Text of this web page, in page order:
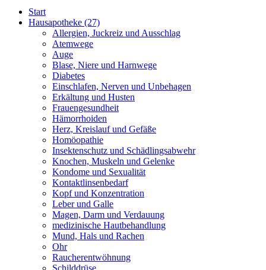
Start
Hausapotheke (27)
Allergien, Juckreiz und Ausschlag
Atemwege
Auge
Blase, Niere und Harnwege
Diabetes
Einschlafen, Nerven und Unbehagen
Erkältung und Husten
Frauengesundheit
Hämorrhoiden
Herz, Kreislauf und Gefäße
Homöopathie
Insektenschutz und Schädlingsabwehr
Knochen, Muskeln und Gelenke
Kondome und Sexualität
Kontaktlinsenbedarf
Kopf und Konzentration
Leber und Galle
Magen, Darm und Verdauung
medizinische Hautbehandlung
Mund, Hals und Rachen
Ohr
Raucherentwöhnung